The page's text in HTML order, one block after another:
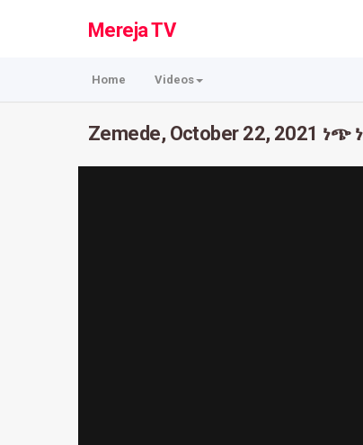
Mereja TV
Home Videos
Zemede, October 22, 2021